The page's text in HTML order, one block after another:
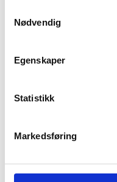
Nødvendig
Egenskaper
Statistikk
Markedsføring
PUTETREKK BIANCA
299,00